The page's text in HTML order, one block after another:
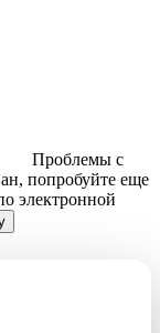
Проблемы с
попробуйте еще
электронной